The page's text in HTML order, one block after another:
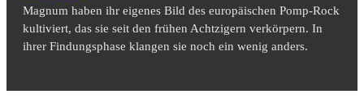
Magnum haben ihr eigenes Bild des europäischen Pomp-Rock
kultiviert, das sie seit den frühen Achtzigern verkörpern. In
ihrer Findungsphase klangen sie noch ein wenig anders.